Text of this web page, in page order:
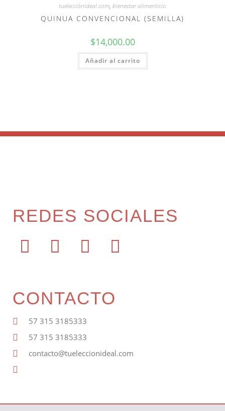
tuelecciónideal.com, bienestar alimenticio
QUINUA CONVENCIONAL (SEMILLA)
$14,000.00
Añadir al carrito
REDES SOCIALES
CONTACTO
57 315 3185333
57 315 3185333
contacto@tueleccionideal.com